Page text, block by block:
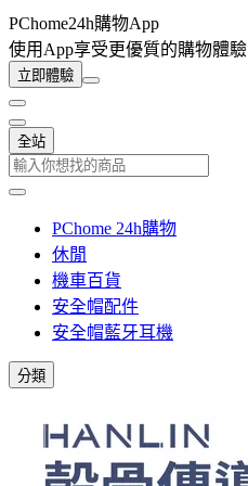
PChome24h購物App
使用App享受更優質的購物體驗
立即體驗
全站
PChome 24h購物
休閒
機車百貨
安全帽配件
安全帽藍牙耳機
分類